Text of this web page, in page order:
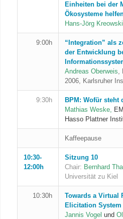
Einheiten bei der
Ökosysteme
Hans-Jörg Kreowski
9:00h
“Integration” als
der Entwicklung
Andreas Oberweis,
2006, Karlsruher
9:30h
BPM: Wofür steht
Mathias Weske,
Hasso Plattner
Kaffeepause
10:30-
12:00h
Sitzung 10
Chair: Bernhard
Universität zu Kiel
10:30h
Towards a Virtual
Elicitation System
Jannis Vogel und